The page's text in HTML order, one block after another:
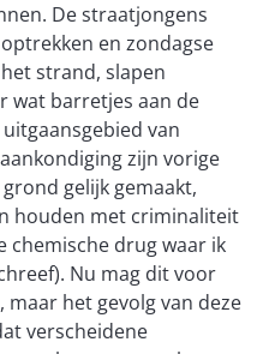
De straatjongens
en zondagse
strand, slapen
wat barretjes aan de
van
zijn vorige
gelijk gemaakt,
houden met criminaliteit
chemische drug waar ik
Nu mag dit voor
maar het gevolg van deze
verscheidene